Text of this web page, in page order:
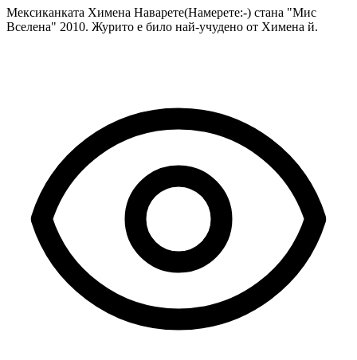
Мексиканката Химена Наварете(Намерете:-) стана "Мис
Вселена" 2010. Журито е било най-учудено от Химена й.